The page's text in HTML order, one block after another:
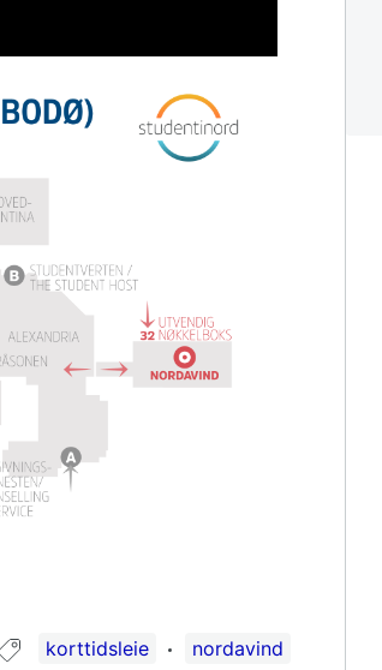
Guide tagget med:
korttidsleie nordavind